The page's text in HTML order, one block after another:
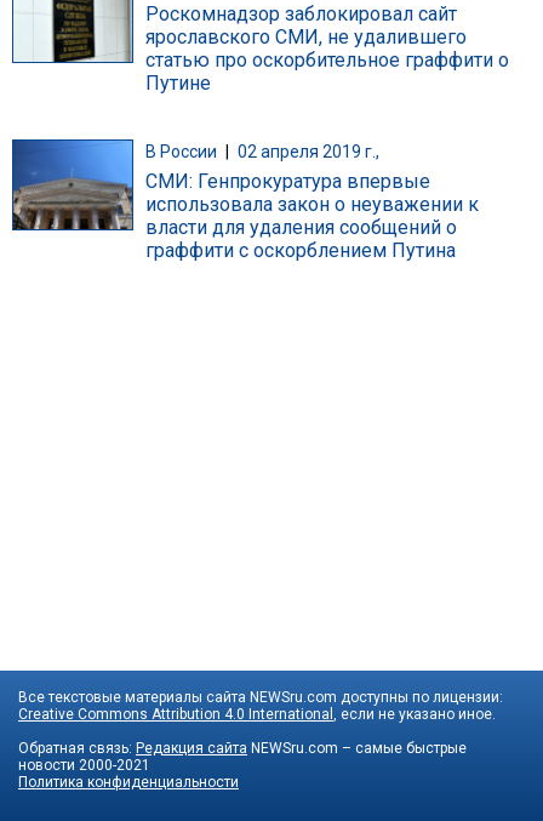
Роскомнадзор заблокировал сайт
ярославского СМИ, не удалившего
статью про оскорбительное граффити о
Путине
В России 02 апреля 2019 г.,
СМИ: Генпрокуратура впервые
использовала закон о неуважении к
власти для удаления сообщений о
граффити с оскорблением Путина
Все текстовые материалы сайта NEWSru.com доступны по лицензии:
Creative Commons Attribution 4.0 International , если не указано иное.
Обратная связь: Редакция сайта NEWSru.com – самые быстрые
новости 2000-2021
Политика конфиденциальности